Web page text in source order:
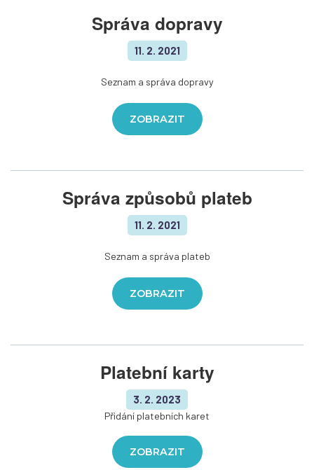
Správa dopravy
11. 2. 2021
Seznam a správa dopravy
ZOBRAZIT
Správa způsobů plateb
11. 2. 2021
Seznam a správa plateb
ZOBRAZIT
Platební karty
3. 2. 2023
Přidání platebních karet
ZOBRAZIT